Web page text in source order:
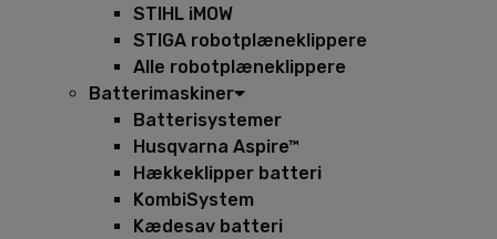
STIHL iMOW
STIGA robotplæneklippere
Alle robotplæneklippere
Batterimaskiner
Batterisystemer
Husqvarna Aspire™
Hækkeklipper batteri
KombiSystem
Kædesav batteri